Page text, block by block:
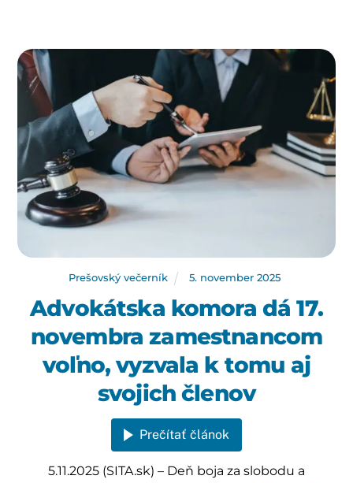
Prešovský večerník 5. november 2025
Advokátska komora dá 17.
novembra zamestnancom
voľno, vyzvala k tomu aj
svojich členov
Prečítať článok
5.11.2025 (SITA.sk) – Deň boja za slobodu a